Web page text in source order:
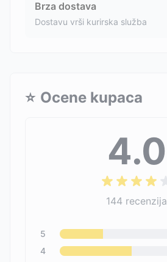
Brza dostava
Dostavu vrši kurirska služba
⭐ Ocene kupaca
4.0
144 recenzija
5
4